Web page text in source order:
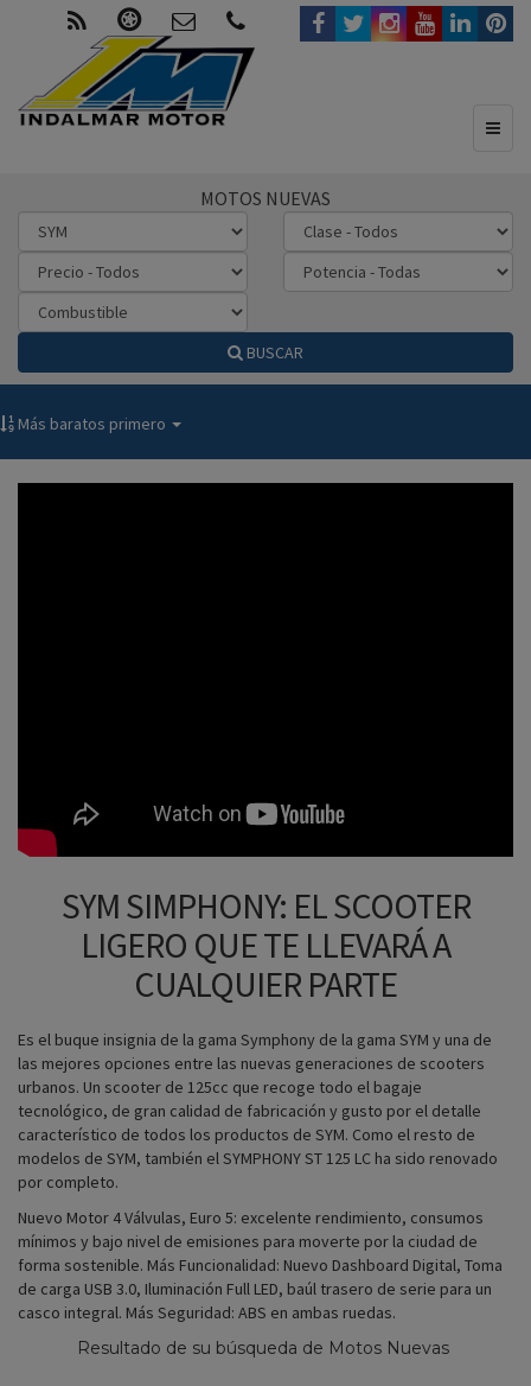
MOTOS NUEVAS
BUSCAR
Más baratos primero
SYM SIMPHONY: EL SCOOTER
LIGERO QUE TE LLEVARÁ A
CUALQUIER PARTE
Es el buque insignia de la gama Symphony de la gama SYM y una de
las mejores opciones entre las nuevas generaciones de scooters
urbanos. Un scooter de 125cc que recoge todo el bagaje
tecnológico, de gran calidad de fabricación y gusto por el detalle
característico de todos los productos de SYM. Como el resto de
modelos de SYM, también el SYMPHONY ST 125 LC ha sido renovado
por completo.
Nuevo Motor 4 Válvulas, Euro 5: excelente rendimiento, consumos
mínimos y bajo nivel de emisiones para moverte por la ciudad de
forma sostenible. Más Funcionalidad: Nuevo Dashboard Digital, Toma
de carga USB 3.0, Iluminación Full LED, baúl trasero de serie para un
casco integral. Más Seguridad: ABS en ambas ruedas.
Resultado de su búsqueda de Motos Nuevas